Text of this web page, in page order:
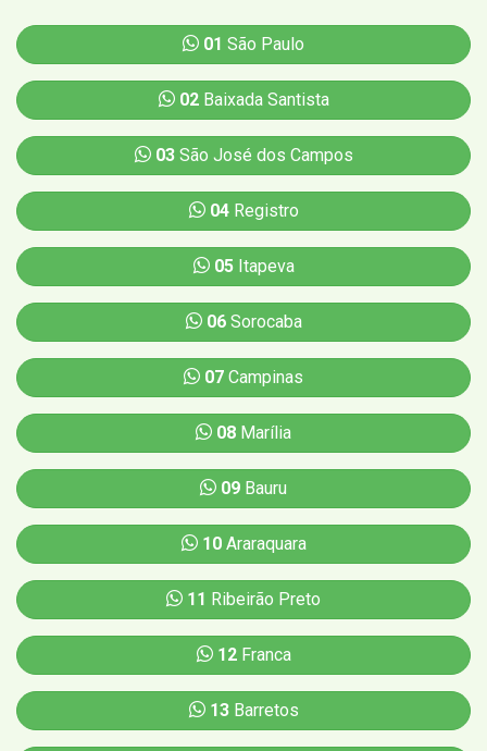
01 São Paulo
02Baixada Santista
03São José dos Campos
04Registro
05Itapeva
06Sorocaba
07 Campinas
08 Marília
09 Bauru
10Araraquara
11 Ribeirão Preto
12Franca
13Barretos